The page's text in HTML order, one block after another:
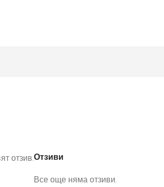
Отзиви
Все още няма отзиви.
отзив.